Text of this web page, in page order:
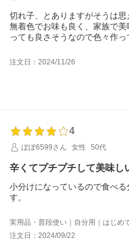
切れ子、とありますがそうは思
無着色でお味も良く、家族で
っても良さそうなので色々作っ
ただ、辛いものが苦手な我が
いう感じでしたので、辛さ耐性
う感じでした&#128514;
注文日：2024/11/26
4
ぽぽ6599さん
女性 50代
辛くてプチプチして美味し
小分けになっているので食べ
す。
実用品・普段使い｜自分用｜はじめ
注文日：2024/09/22